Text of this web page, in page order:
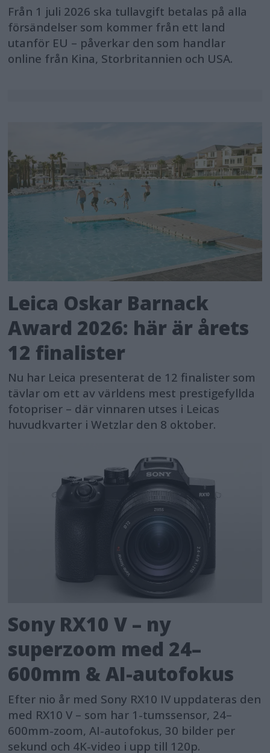
Från 1 juli 2026 ska tullavgift betalas på alla
försändelser som kommer från ett land
utanför EU – påverkar den som handlar
online från Kina, Storbritannien och USA.
Leica Oskar Barnack
Award 2026: här är årets
12 finalister
Nu har Leica presenterat de 12 finalister som
tävlar om ett av världens mest prestigefyllda
fotopriser – där vinnaren utses i Leicas
huvudkvarter i Wetzlar den 8 oktober.
Sony RX10 V – ny
superzoom med 24–
600mm & AI-autofokus
Efter nio år med Sony RX10 IV uppdateras den
med RX10 V – som har 1-tumssensor, 24–
600mm-zoom, AI-autofokus, 30 bilder per
sekund och 4K-video i upp till 120p.